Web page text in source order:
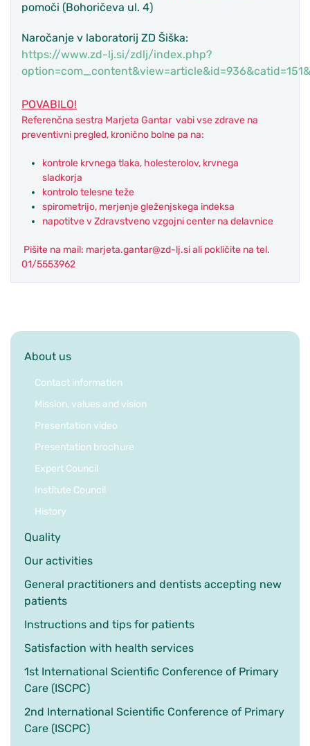
About us
Contact information
Mission, values and vision
Presentation video
Presentation brochure
Expert Council
Institute Council
History
Quality
Our activities
General practitioners and dentists accepting new
patients
Instructions and tips for patients
Satisfaction with health services
1st International Scientific Conference of Primary
Care (ISCPC)
2nd International Scientific Conference of Primary
Care (ISCPC)
pomoči (Bohoričeva ul. 4)
Naročanje v laboratorij ZD Šiška:
https://www.zd-lj.si/zdlj/index.php?
POVABILO!
Referenčna sestra Marjeta Gantar vabi vse zdrave na
preventivni pregled, kronično bolne pa na:
kontrole krvnega tlaka, holesterolov, krvnega
sladkorja
kontrolo telesne teže
spirometrijo, merjenje gleženjskega indeksa
napotitve v Zdravstveno vzgojni center na delavnice
Pišite na mail: marjeta.gantar@zd-lj.siali pokličite na tel.
01/5553962